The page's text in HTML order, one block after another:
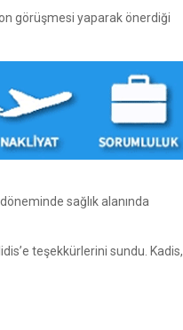
görüşmesi yaparak önerdiği
sağlık alanında
teşekkürlerini sundu. Kadis,